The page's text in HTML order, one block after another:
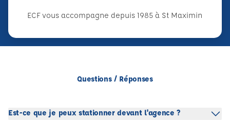
ECF vous accompagne depuis 1985 à St Maximin
Questions / Réponses
Est-ce que je peux stationner devant l'agence ?